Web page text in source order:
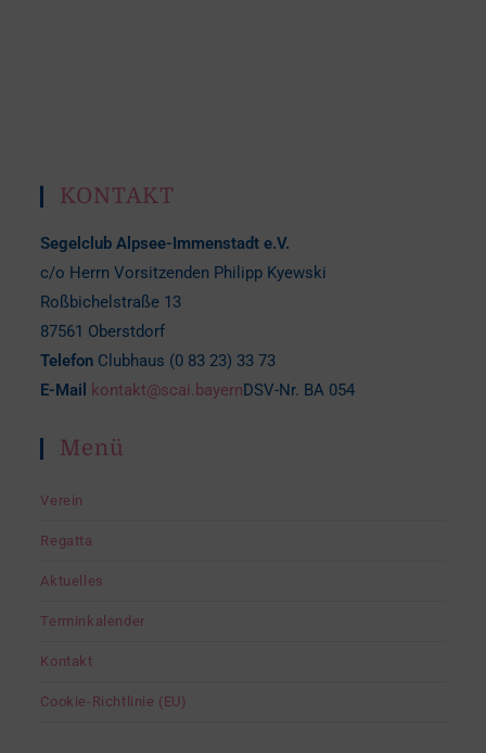
KONTAKT
Segelclub Alpsee-Immenstadt e.V.
c/o Herrn Vorsitzenden Philipp Kyewski
Roßbichelstraße 13
87561 Oberstdorf
Telefon Clubhaus (0 83 23) 33 73
E-Mail
kontakt@scai.bayernDSV-Nr. BA 054
Menü
Verein
Regatta
Aktuelles
Terminkalender
Kontakt
Cookie-Richtlinie (EU)